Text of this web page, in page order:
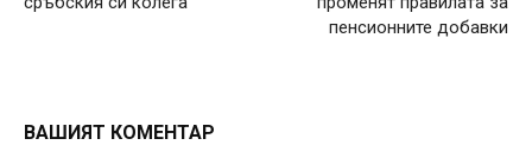
пенсионните добавки
ВАШИЯТ КОМЕНТАР